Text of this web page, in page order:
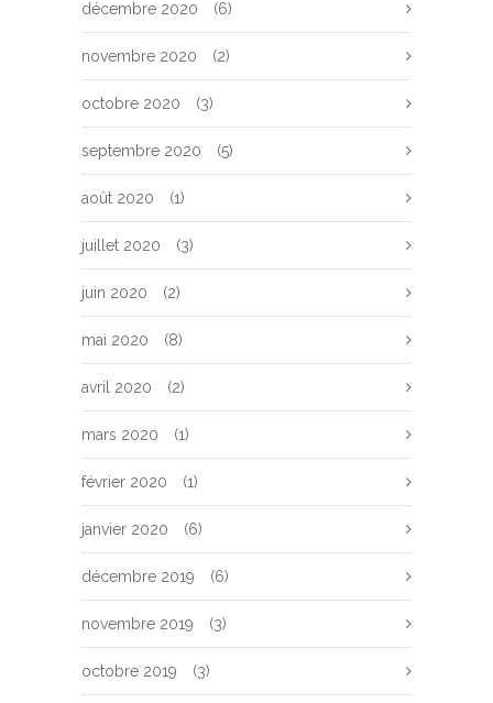
décembre 2020 (6)
novembre 2020 (2)
octobre 2020 (3)
septembre 2020 (5)
août 2020 (1)
juillet 2020 (3)
juin 2020 (2)
mai 2020 (8)
avril 2020 (2)
mars 2020 (1)
février 2020 (1)
janvier 2020 (6)
décembre 2019 (6)
novembre 2019 (3)
octobre 2019 (3)